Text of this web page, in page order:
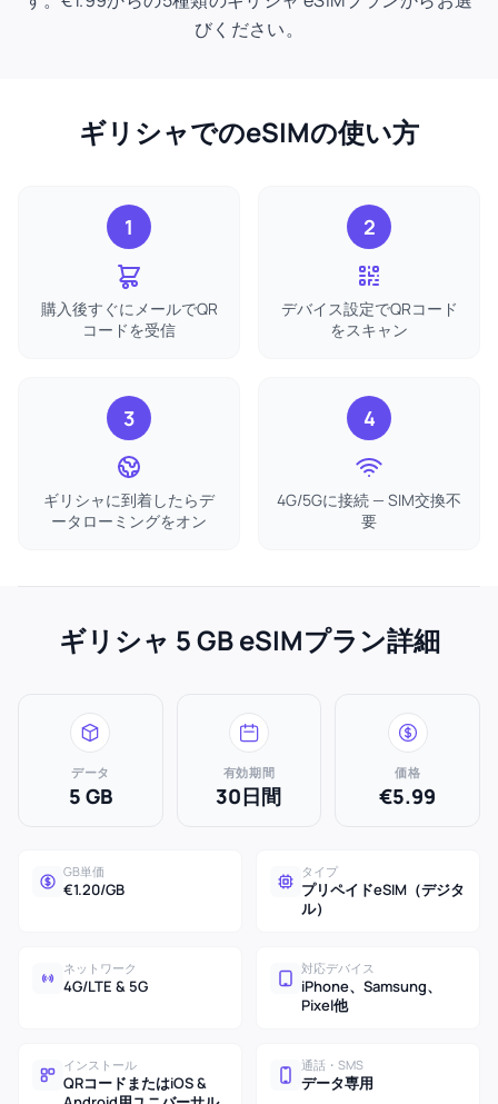
びください。
ギリシャでのeSIMの使い方
1
購入後すぐにメールでQR
コードを受信
2
デバイス設定でQRコード
をスキャン
3
ギリシャに到着したらデ
ータローミングをオン
4
4G/5Gに接続 — SIM交換不
要
ギリシャ 5 GB eSIMプラン詳細
データ
5 GB
有効期間
30日間
価格
€5.99
GB単価
€1.20/GB
タイプ
プリペイドeSIM（デジタ
ル）
ネットワーク
4G/LTE & 5G
対応デバイス
iPhone、Samsung、
Pixel他
インストール
QRコードまたはiOS &
通話・SMS
データ専用